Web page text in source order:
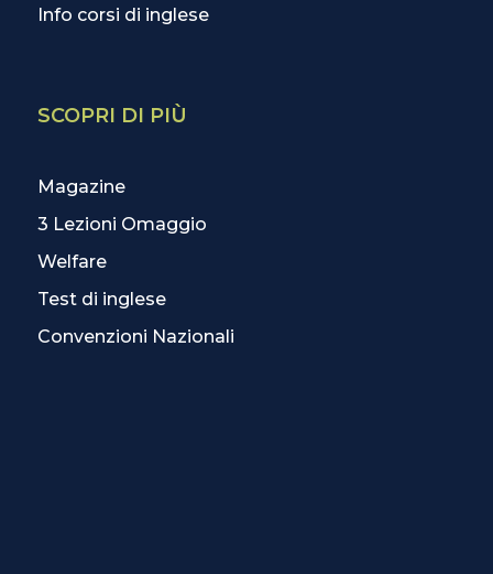
Info corsi di inglese
SCOPRI DI PIÙ
Magazine
3 Lezioni Omaggio
Welfare
Test di inglese
Convenzioni Nazionali